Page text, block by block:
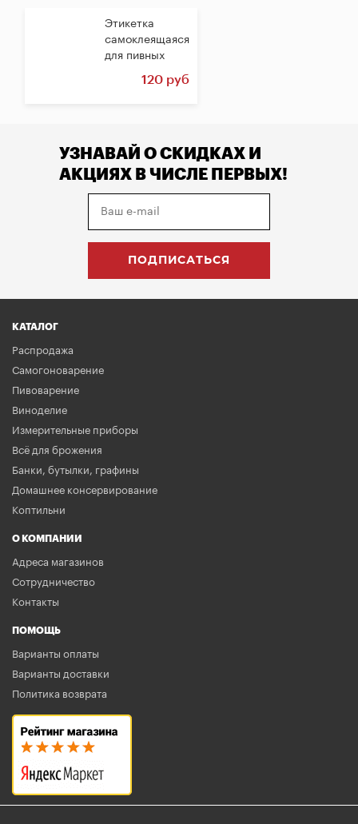
Этикетка
самоклеящаяся
для пивных
120 руб
УЗНАВАЙ О СКИДКАХ И
АКЦИЯХ В ЧИСЛЕ ПЕРВЫХ!
КАТАЛОГ
Распродажа
Самогоноварение
Пивоварение
Виноделие
Измерительные приборы
Всё для брожения
Банки, бутылки, графины
Домашнее консервирование
Коптильни
О КОМПАНИИ
Адреса магазинов
Сотрудничество
Контакты
ПОМОЩЬ
Варианты оплаты
Варианты доставки
Политика возврата